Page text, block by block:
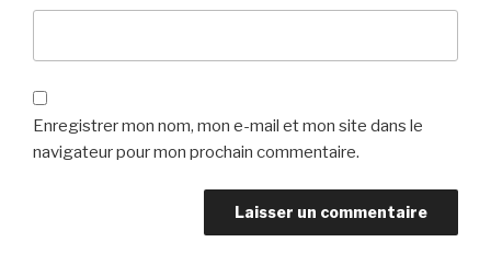
Enregistrer mon nom, mon e-mail et mon site dans le
navigateur pour mon prochain commentaire.